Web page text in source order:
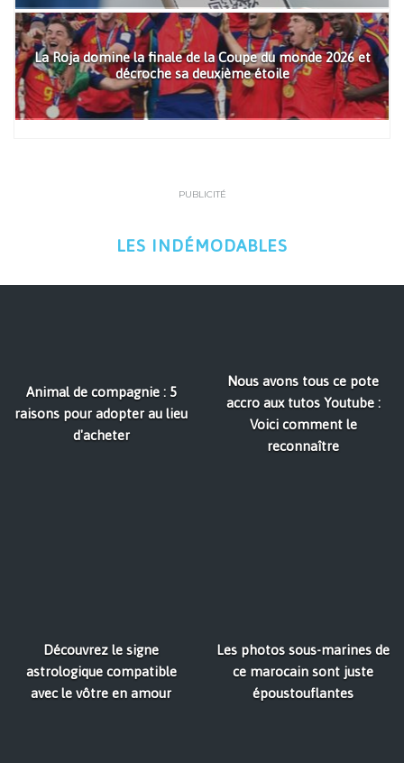
La Roja domine la finale de la Coupe du monde 2026 et
décroche sa deuxième étoile
PUBLICITÉ
LES INDÉMODABLES
Animal de compagnie : 5
raisons pour adopter au lieu
d'acheter
Nous avons tous ce pote
accro aux tutos Youtube :
Voici comment le
reconnaître
Découvrez le signe
astrologique compatible
avec le vôtre en amour
Les photos sous-marines de
ce marocain sont juste
époustouflantes